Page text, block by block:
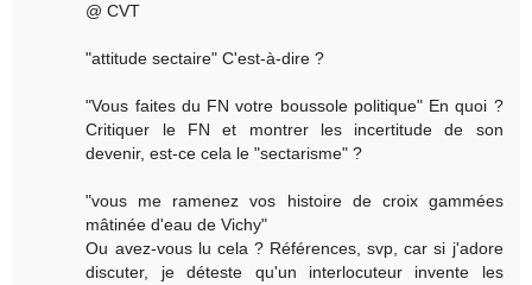
@ CVT
"attitude sectaire" C'est-à-dire ?
"Vous faites du FN votre boussole politique" En quoi ?
Critiquer le FN et montrer les incertitude de son
devenir, est-ce cela le "sectarisme" ?
"vous me ramenez vos histoire de croix gammées
mâtinée d'eau de Vichy"
Ou avez-vous lu cela ? Références, svp, car si j'adore
discuter, je déteste qu'un interlocuteur invente les